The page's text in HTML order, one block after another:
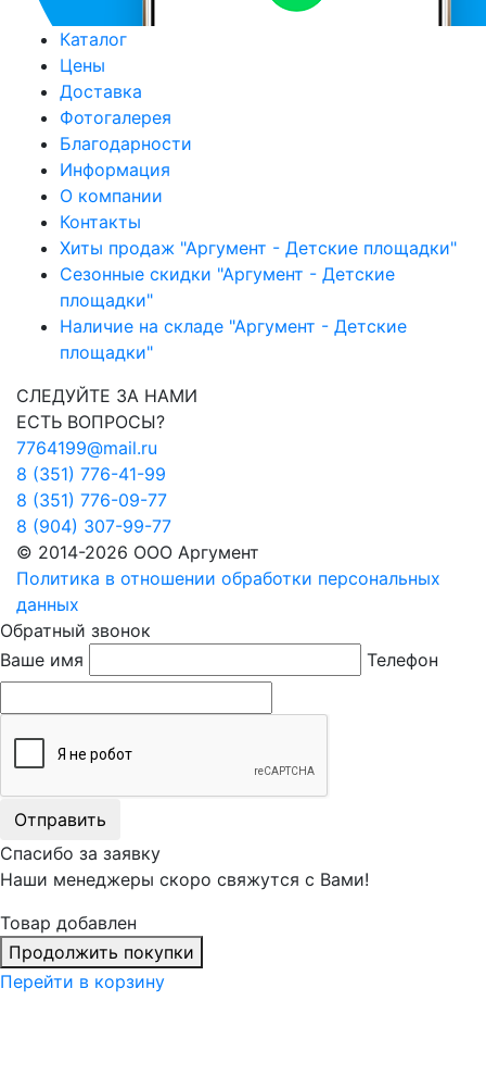
Каталог
Цены
Доставка
Фотогалерея
Благодарности
Информация
О компании
Контакты
Хиты продаж "Аргумент - Детские площадки"
Сезонные скидки "Аргумент - Детские
площадки"
Наличие на складе "Аргумент - Детские
площадки"
СЛЕДУЙТЕ ЗА НАМИ
ЕСТЬ ВОПРОСЫ?
7764199@mail.ru
8 (351) 776-41-99
8 (351) 776-09-77
8 (904) 307-99-77
© 2014-2026 ООО Аргумент
Политика в отношении обработки персональных
данных
Обратный звонок
Ваше имя
Телефон
Отправить
Спасибо за заявку
Наши менеджеры скоро свяжутся с Вами!
Товар добавлен
Продолжить покупки
Перейти в корзину